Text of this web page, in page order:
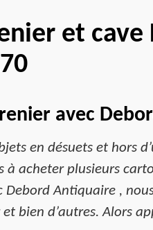
et cave
avec
en désuets et hors
à acheter plusieurs
Antiquaire ,
bien d’autres. Alors